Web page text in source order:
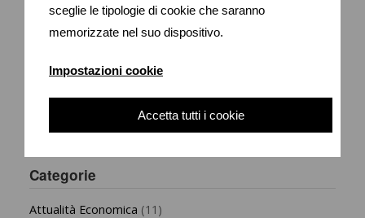
sceglie le tipologie di cookie che saranno
memorizzate nel suo dispositivo.
Impostazioni cookie
Accetta tutti i cookie
1 nota vocale con il commento di Andrea Rosettani
Iscriviti ora
Categorie
Attualità Economica (11)